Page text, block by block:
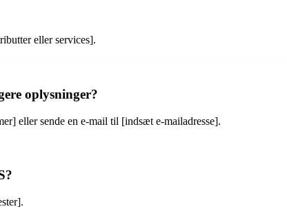
eller services].
oplysninger?
eller sende en e-mail til [indsæt e-mailadresse].